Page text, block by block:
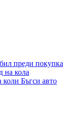
преди покупка
на кола
коли Бъгси авто